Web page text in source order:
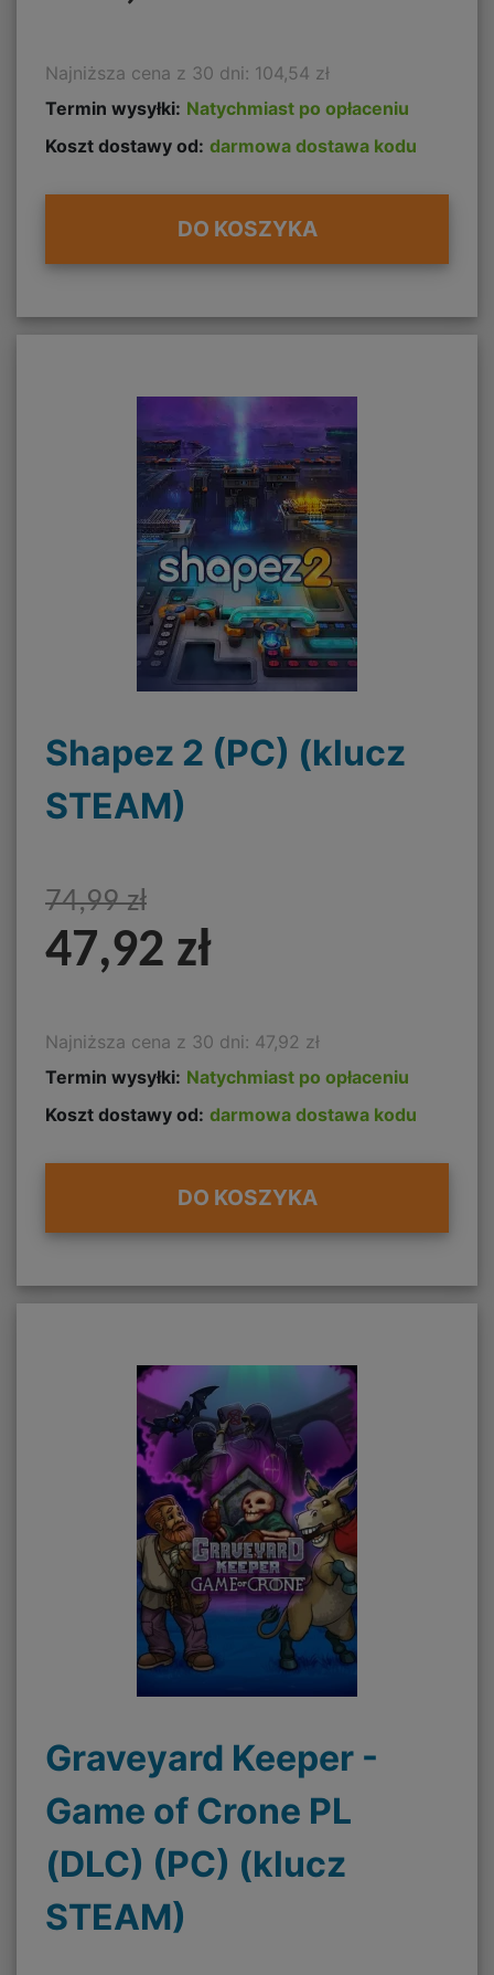
Najniższa cena z 30 dni: 104,54 zł
Termin wysyłki: Natychmiast po opłaceniu
Koszt dostawy od: darmowa dostawa kodu
DO KOSZYKA
Shapez 2 (PC) (klucz
STEAM)
74,99 zł
47,92 zł
Najniższa cena z 30 dni: 47,92 zł
Termin wysyłki: Natychmiast po opłaceniu
Koszt dostawy od: darmowa dostawa kodu
DO KOSZYKA
Graveyard Keeper -
Game of Crone PL
(DLC) (PC) (klucz
STEAM)